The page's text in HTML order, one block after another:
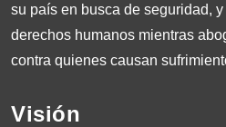
su país en busca de seguridad,
derechos humanos mientras
contra quienes causan
Visión